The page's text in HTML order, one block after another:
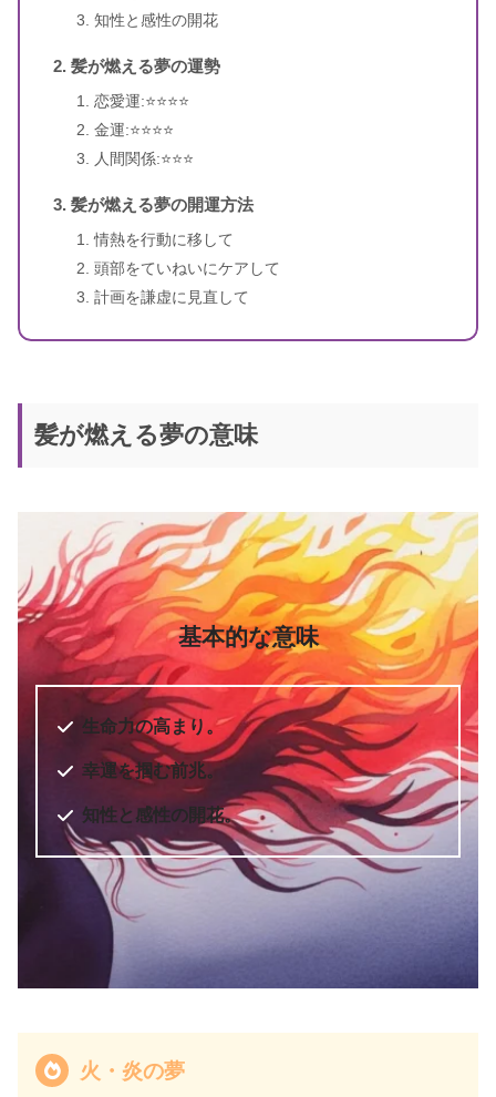
出版社 池田書店
新訳 願えば、かなうエイブラハム
著者
エスター・ヒックス、ジェリー・
ヒックス
訳者 秋川一穂
出版社 ダイヤモンド社
出版年 2016年12月
知性と感性の開花
髪が燃える夢の運勢
恋愛運:⭐️⭐️⭐️⭐️
金運:⭐️⭐️⭐️⭐️
人間関係:⭐️⭐️⭐️
髪が燃える夢の開運方法
情熱を行動に移して
頭部をていねいにケアして
計画を謙虚に見直して
髪が燃える夢の意味
基本的な意味
生命力の高まり。
幸運を掴む前兆。
知性と感性の開花。
火・炎の夢